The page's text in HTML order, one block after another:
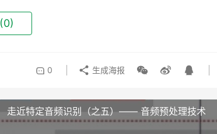
(0)
0 生成海报
走近特定音频识别（之五）—— 音频预处理技术